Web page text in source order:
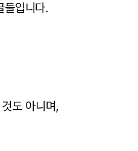
들입니다.
도 아니며,